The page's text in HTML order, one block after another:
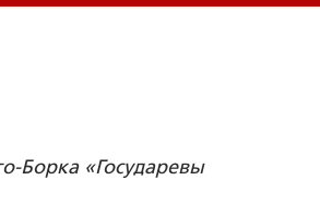
Борка «Государевы